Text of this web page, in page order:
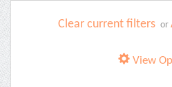
Clear current filters or
View